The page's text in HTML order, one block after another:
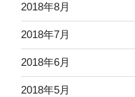
2018年8月
2018年7月
2018年6月
2018年5月